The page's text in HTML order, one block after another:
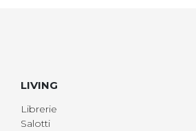
LIVING
Librerie
Salotti